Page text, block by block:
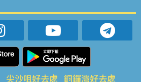
尖沙咀好去處 銅鑼灣好去處